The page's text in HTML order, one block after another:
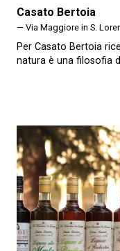
Casato Bertoia
— Via Maggiore in S.
Per Casato Bertoia
natura è una filosofia